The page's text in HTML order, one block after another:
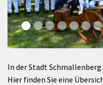
In der Stadt
Hier finden Sie eine